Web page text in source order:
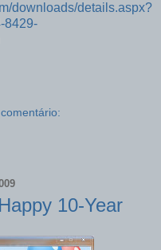
downloads/details.aspx?
8429-
10-Year